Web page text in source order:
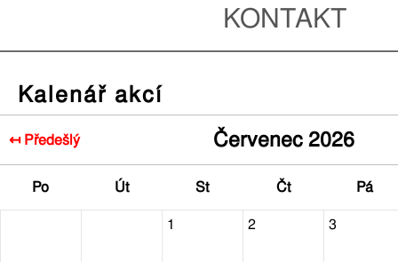
KONTAKT
Kalenář akcí
↤ Předešlý Červenec 2026
Po Út St Čt
Pá
1
2 3